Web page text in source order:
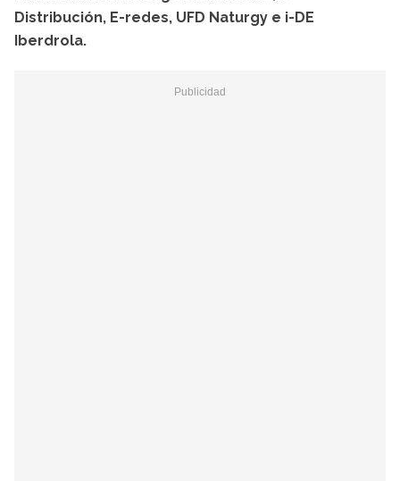
Distribución, E-redes, UFD Naturgy e i-DE
Iberdrola.